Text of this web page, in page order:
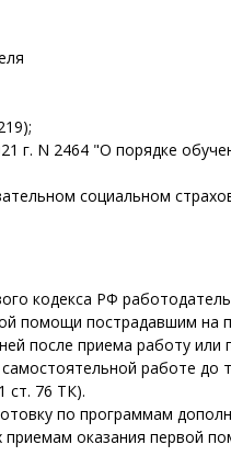
г. N 2464 "О порядке
социальном
кодекса РФ
помощи пострадавшим на
после приема работу или
работе до
ст. 76 ТК).
по программам
приемам оказания первой
8:00 - 17:00
8:00 - 16:00
11:30 - 13:00